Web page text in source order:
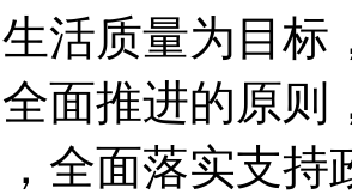
活质量为目标
面推进的原
全面落实支持